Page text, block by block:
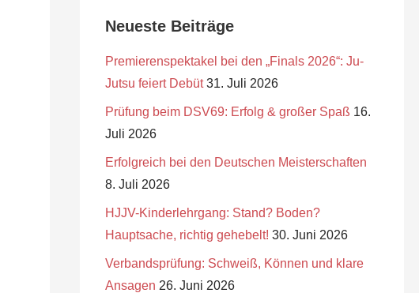
Neueste Beiträge
Premierenspektakel bei den „Finals 2026“: Ju-
Jutsu feiert Debüt 31. Juli 2026
Prüfung beim DSV69: Erfolg & großer Spaß 16.
Juli 2026
Erfolgreich bei den Deutschen Meisterschaften
8. Juli 2026
HJJV-Kinderlehrgang: Stand? Boden?
Hauptsache, richtig gehebelt! 30. Juni 2026
Verbandsprüfung: Schweiß, Können und klare
Ansagen 26. Juni 2026